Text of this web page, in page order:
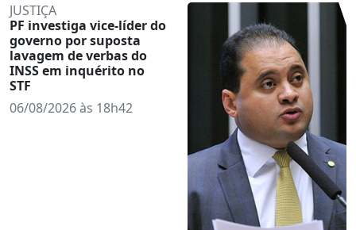
JUSTIÇA
PF investiga vice-líder do
governo por suposta
lavagem de verbas do
INSS em inquérito no
STF
06/08/2026 às 18h42